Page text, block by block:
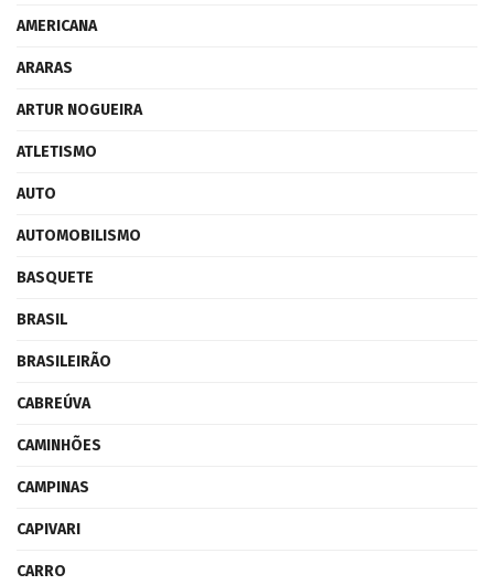
AMERICANA
ARARAS
ARTUR NOGUEIRA
ATLETISMO
AUTO
AUTOMOBILISMO
BASQUETE
BRASIL
BRASILEIRÃO
CABREÚVA
CAMINHÕES
CAMPINAS
CAPIVARI
CARRO